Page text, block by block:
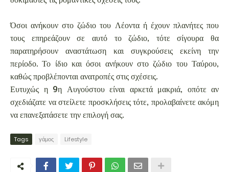
Όσοι ανήκουν στο ζώδιο του Λέοντα ή έχουν πλανήτες που
τους επηρεάζουν σε αυτό το ζώδιο, τότε σίγουρα θα
παρατηρήσουν αναστάτωση και συγκρούσεις εκείνη την
περίοδο. Το ίδιο και όσοι ανήκουν στο ζώδιο του Ταύρου,
καθώς προβλέπονται ανατροπές στις σχέσεις.
Ευτυχώς η 9η Αυγούστου είναι αρκετά μακριά, οπότε αν
σχεδιάζατε να στείλετε προσκλήσεις τότε, προλαβαίνετε ακόμη
να επανεξατάσετε την επιλογή σας.
Tags γάμος Lifestyle